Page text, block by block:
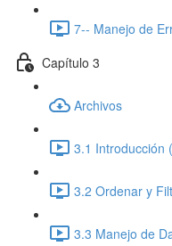
7-- Manejo de
Capítulo 3
Archivos
3.1 Introducción
3.2 Ordenar y
3.3 Manejo de